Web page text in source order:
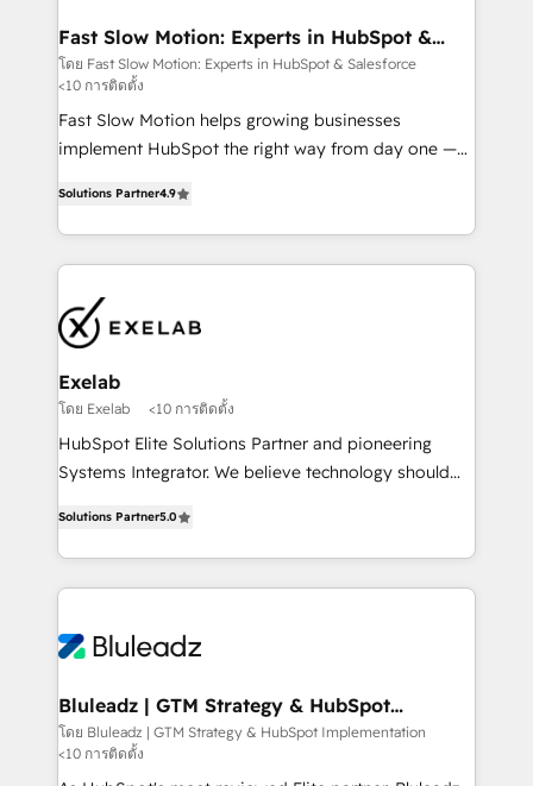
services include: - Choosing the right HubSpot
package for your business - Full CRM, Marketing, and
Sales Hub implementations - Custom dashboards
and reporting - Workflow automation and data
clean-up - Sales enablement and team training -
Leeds and London, we partner with SMEs across the
UK who are ready to turn HubSpot into the growth
engine it’s meant to be.
Fast Slow Motion: Experts in HubSpot &
Salesforce
โดย Fast Slow Motion: Experts in HubSpot & Salesforce
<10 การติดตั้ง
Fast Slow Motion helps growing businesses
implement HubSpot the right way from day one —
Highly certified in both HubSpot and Salesforce, we
bring deep experience in CRM implementation,
integrations, and data migration across modern
market and enterprise organizations, our team
combines strong technical execution with real
business perspective. Many of our consultants have
scaled businesses themselves, giving us a practical
understanding of what owners and operators need
as their systems, data, and processes evolve. Since
range of industries, including healthcare, software,
B2B services, manufacturing, financial services and
on delivering clean, scalable, AI-ready systems that
create long-term value and a consistently strong
Solutions Partner4.9
Exelab
โดย Exelab <10 การติดตั้ง
HubSpot Elite Solutions Partner and pioneering
Systems Integrator. We believe technology should
Every engagement begins with clear objectives,
customer journey mapping, and measurable KPIs.
Only then we architect solutions. The question is
outcomes to deliver. -SYSTEM INTEGRATION-
make HubSpot the operational hub, integrated with
SAP, Microsoft Dynamics, custom ERPs, and any
enterprise platform. Proprietary apps extend
Solutions Partner5.0
Bluleadz | GTM Strategy & HubSpot
Implementation
โดย Bluleadz | GTM Strategy & HubSpot Implementation
<10 การติดตั้ง